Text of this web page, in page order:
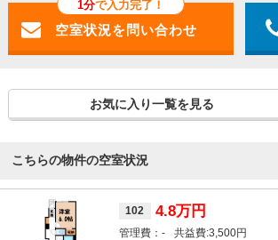
1分で入力完了！
お気に入り一覧を見る
こちらの物件の空室状況
102 4.8万円
- 3,500円